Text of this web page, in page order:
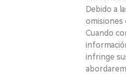
Debido a
omisiones
Cuando
infringe